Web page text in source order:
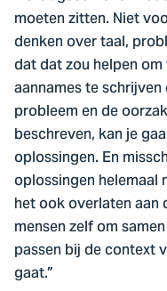
moeten zitten. Niet
denken over taal,
dat dat zou helpen
aannames te
probleem en de
beschreven, kan je
oplossingen. En
oplossingen
het ook overlaten aan
mensen zelf om
passen bij de context
gaat.”